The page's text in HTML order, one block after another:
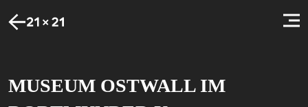
MUSEUM OSTWALL IM